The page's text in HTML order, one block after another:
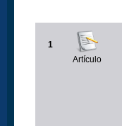
1
Artículo